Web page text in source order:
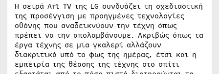
Η σειρά Art TV της LG συνδυάζει τη σχεδιαστική
της προσέγγιση με προηγμένες τεχνολογίες
οθόνης που αναδεικνύουν την τέχνη όπως
πρέπει να την απολαμβάνουμε. Ακριβώς όπως τα
έργα τέχνης σε μια γκαλερί αλλάζουν
διακριτικά υπό το φως της ημέρας, έτσι και η
εμπειρία της θέασης της τέχνης στο σπίτι